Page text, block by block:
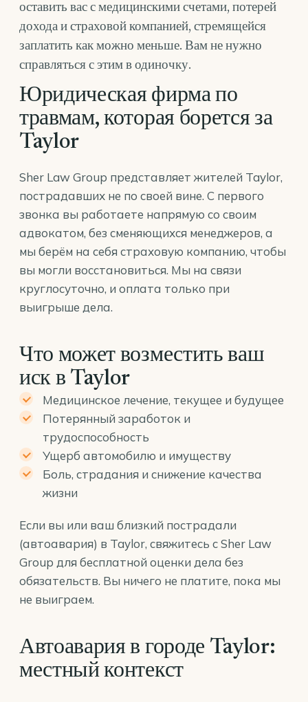
оставить вас с медицинскими счетами, потерей
дохода и страховой компанией, стремящейся
заплатить как можно меньше. Вам не нужно
справляться с этим в одиночку.
Юридическая фирма по
травмам, которая борется за
Taylor
Sher Law Group представляет жителей Taylor,
пострадавших не по своей вине. С первого
звонка вы работаете напрямую со своим
адвокатом, без сменяющихся менеджеров, а
мы берём на себя страховую компанию, чтобы
вы могли восстановиться. Мы на связи
круглосуточно, и оплата только при
выигрыше дела.
Что может возместить ваш
иск в Taylor
Медицинское лечение, текущее и будущее
Потерянный заработок и
трудоспособность
Ущерб автомобилю и имуществу
Боль, страдания и снижение качества
жизни
Если вы или ваш близкий пострадали
(автоавария) в Taylor, свяжитесь с Sher Law
Group для бесплатной оценки дела без
обязательств. Вы ничего не платите, пока мы
не выиграем.
Автоавария в городе Taylor:
местный контекст